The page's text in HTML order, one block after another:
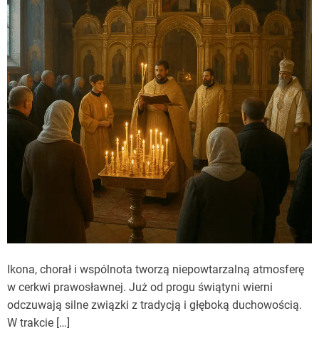
Ikona, chorał i wspólnota tworzą niepowtarzalną atmosferę
w cerkwi prawosławnej. Już od progu świątyni wierni
odczuwają silne związki z tradycją i głęboką duchowością.
W trakcie […]